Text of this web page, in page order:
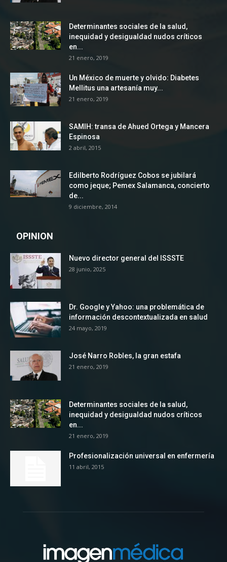
Determinantes sociales de la salud,
inequidad y desigualdad nudos críticos
en...
21 enero, 2019
Un México de muerte y olvido: Diabetes
Mellitus una artesanía muy...
21 enero, 2019
SAMIH: transa de Ahued Ortega y Mancera
Espinosa
2 abril, 2015
Edilberto Rodríguez Cobos se jubilará
como jeque; Pemex Salamanca, concierto
de...
9 diciembre, 2014
OPINION
Nuevo director general del ISSSTE
28 junio, 2025
Dr. Google y Yahoo: una problemática de
información descontextualizada en salud
24 mayo, 2019
José Narro Robles, la gran estafa
21 enero, 2019
Determinantes sociales de la salud,
inequidad y desigualdad nudos críticos
en...
21 enero, 2019
Profesionalización universal en enfermería
11 abril, 2015